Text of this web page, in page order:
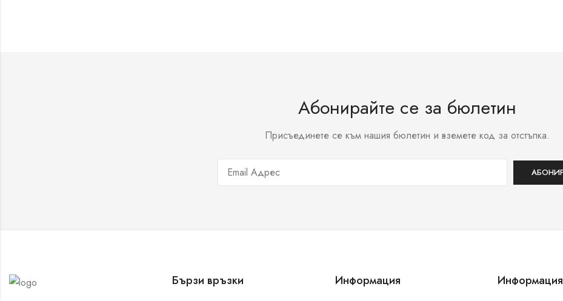
Абонирайте се за бюлетин
Присъединете се към нашия бюлетин и вземете код за отстъпка.
Бързи връзки Информация Информация